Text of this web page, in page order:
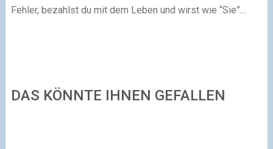
Fehler, bezahlst du mit dem Leben und wirst wie “Sie”…
DAS KÖNNTE IHNEN GEFALLEN